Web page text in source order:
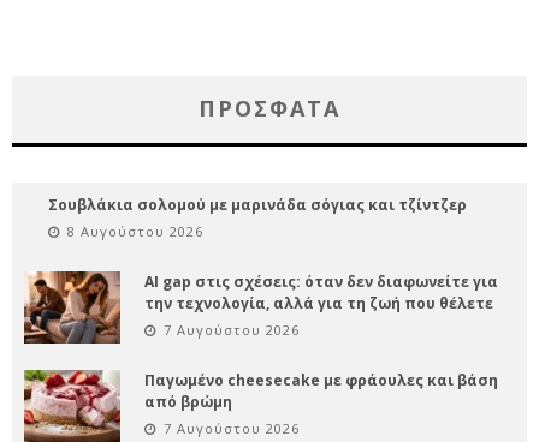
ΠΡΌΣΦΑΤΑ
Σουβλάκια σολομού με μαρινάδα σόγιας και τζίντζερ
8 Αυγούστου 2026
AI gap στις σχέσεις: όταν δεν διαφωνείτε για
την τεχνολογία, αλλά για τη ζωή που θέλετε
7 Αυγούστου 2026
Παγωμένο cheesecake με φράουλες και βάση
από βρώμη
7 Αυγούστου 2026